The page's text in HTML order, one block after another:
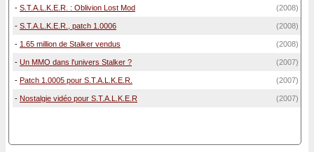
- S.T.A.L.K.E.R. : Oblivion Lost Mod (2008)
- S.T.A.L.K.E.R., patch 1.0006 (2008)
- 1.65 million de Stalker vendus (2008)
- Un MMO dans l'univers Stalker ? (2007)
- Patch 1.0005 pour S.T.A.L.K.E.R. (2007)
- Nostalgie vidéo pour S.T.A.L.K.E.R (2007)